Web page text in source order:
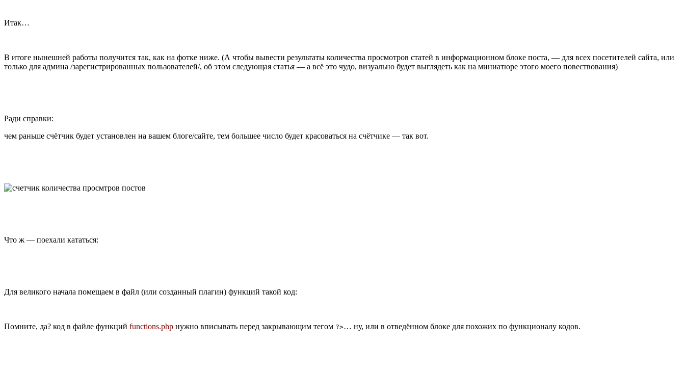
Итак…
В итоге нынешней работы получится так, как на фотке ниже. (А чтобы вывести результаты количества просмотров статей в информационном блоке поста, — для всех посетителей сайта, или
только для админа /зарегистрированных пользователей/, об этом следующая статья — а всё это чудо, визуально будет выглядеть как на миниатюре этого моего повествования)
Ради справки:
чем раньше счётчик будет установлен на вашем блоге/сайте, тем большее число будет красоваться на счётчике — так вот.
Что ж — поехали кататься:
Для великого начала помещаем в файл (или созданный плагин) функций такой код:
Помните, да? код в файле функций functions.php нужно вписывать перед закрывающим тегом ?>… ну, или в отведённом блоке для похожих по функционалу кодов.